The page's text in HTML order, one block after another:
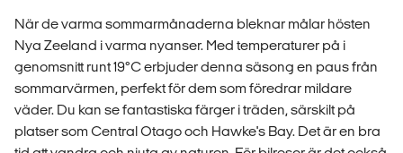
När de varma sommarmånaderna bleknar målar hösten
Nya Zeeland i varma nyanser. Med temperaturer på i
genomsnitt runt 19°C erbjuder denna säsong en paus från
sommarvärmen, perfekt för dem som föredrar mildare
väder. Du kan se fantastiska färger i träden, särskilt på
platser som Central Otago och Hawke's Bay. Det är en bra